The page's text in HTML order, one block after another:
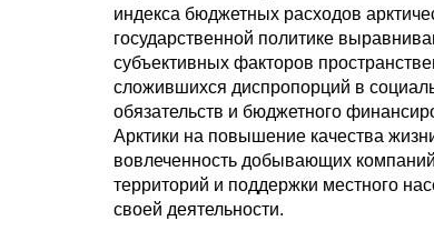
индекса бюджетных расходов
государственной политике
субъективных факторов
сложившихся диспропорций в
обязательств и бюджетного
Арктики на повышение качества
вовлеченность добывающих
территорий и поддержки местного
своей деятельности.